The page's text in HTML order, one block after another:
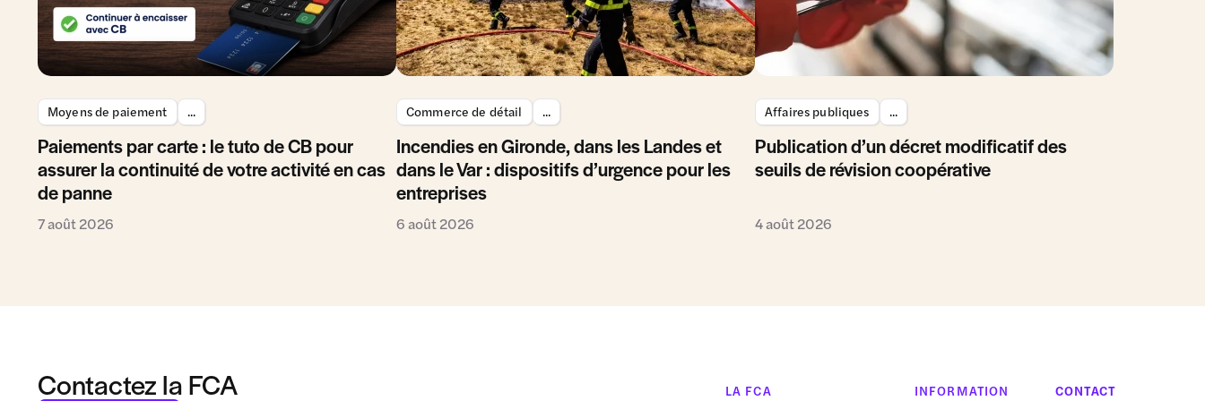
Moyens de paiement ...
Paiements par carte : le tuto de CB pour
assurer la continuité de votre activité en cas
de panne
7 août 2026
Commerce de détail ...
Incendies en Gironde, dans les Landes et
dans le Var : dispositifs d’urgence pour les
entreprises
6 août 2026
Affaires publiques ...
Publication d’un décret modificatif des
seuils de révision coopérative
4 août 2026
Contactez la FCA LA FCA INFORMATION CONTACT